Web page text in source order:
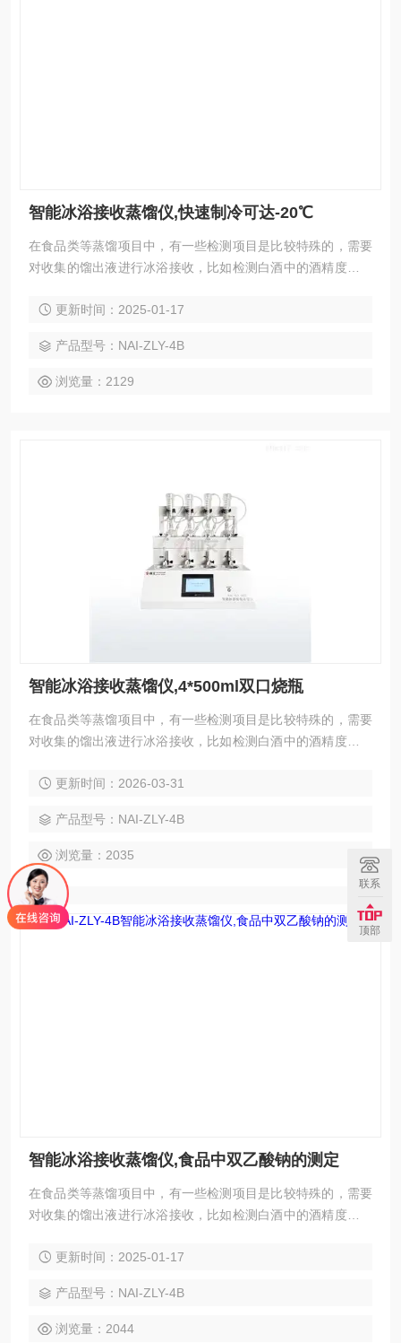
智能冰浴接收蒸馏仪,快速制冷可达-20℃
在食品类等蒸馏项目中，有一些检测项目是比较特殊的，需要
对收集的馏出液进行冰浴接收，比如检测白酒中的酒精度、食
收集的馏出液进行冰浴接收，防止待测液体的有机成份二次挥
实验操作，整个过程费时费力，搭配的简易实验装置弊端多
多，智能冰浴接收蒸馏仪,快速制冷可达-20℃
更新时间：2025-01-17
产品型号：NAI-ZLY-4B
浏览量：2129
智能冰浴接收蒸馏仪,4*500ml双口烧瓶
在食品类等蒸馏项目中，有一些检测项目是比较特殊的，需要
对收集的馏出液进行冰浴接收，比如检测白酒中的酒精度、食
收集的馏出液进行冰浴接收，防止待测液体的有机成份二次挥
实验操作，整个过程费时费力，搭配的简易实验装置弊端多
多，智能冰浴接收蒸馏仪,4*500ml双口烧瓶
更新时间：2026-03-31
产品型号：NAI-ZLY-4B
浏览量：2035
智能冰浴接收蒸馏仪,食品中双乙酸钠的测定
在食品类等蒸馏项目中，有一些检测项目是比较特殊的，需要
对收集的馏出液进行冰浴接收，比如检测白酒中的酒精度、食
收集的馏出液进行冰浴接收，防止待测液体的有机成份二次挥
实验操作，整个过程费时费力，搭配的简易实验装置弊端多
多，智能冰浴接收蒸馏仪,食品中双乙酸钠的测定
更新时间：2025-01-17
产品型号：NAI-ZLY-4B
浏览量：2044
联系
顶部